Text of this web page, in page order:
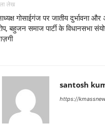
लेख
गोसाईगंज पर जातीय दुर्भावना
बहुजन समाज पार्टी के विधानसभा
santosh
https://